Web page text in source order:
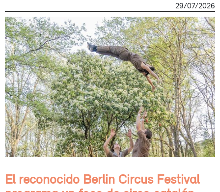
29/07/2026
El reconocido Berlin Circus Festival